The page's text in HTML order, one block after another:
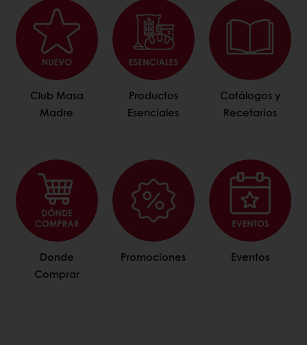
Club Masa
Madre
Productos
Esenciales
Catálogos y
Recetarios
Donde
Comprar
Promociones Eventos